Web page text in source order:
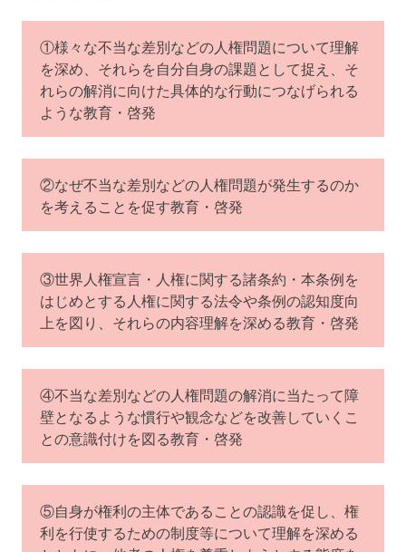
①様々な不当な差別などの人権問題について理解
を深め、それらを自分自身の課題として捉え、そ
れらの解消に向けた具体的な行動につなげられる
ような教育・啓発
②なぜ不当な差別などの人権問題が発生するのか
を考えることを促す教育・啓発
③世界人権宣言・人権に関する諸条約・本条例を
はじめとする人権に関する法令や条例の認知度向
上を図り、それらの内容理解を深める教育・啓発
④不当な差別などの人権問題の解消に当たって障
壁となるような慣行や観念などを改善していくこ
との意識付けを図る教育・啓発
⑤自身が権利の主体であることの認識を促し、権
利を行使するための制度等について理解を深める